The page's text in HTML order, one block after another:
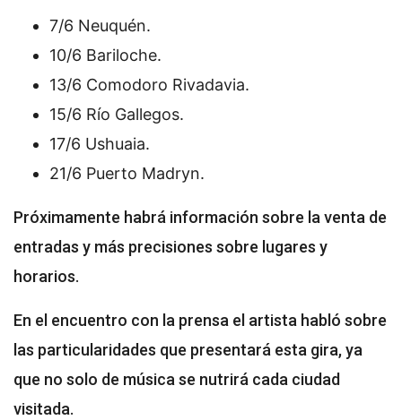
7/6 Neuquén.
10/6 Bariloche.
13/6 Comodoro Rivadavia.
15/6 Río Gallegos.
17/6 Ushuaia.
21/6 Puerto Madryn.
Próximamente habrá información sobre la venta de
entradas y más precisiones sobre lugares y
horarios.
En el encuentro con la prensa el artista habló sobre
las particularidades que presentará esta gira, ya
que no solo de música se nutrirá cada ciudad
visitada.